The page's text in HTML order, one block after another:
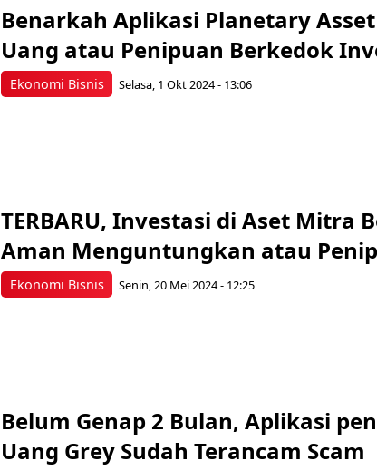
Ekonomi Bisnis
Benarkah Aplikasi Planetary
Uang atau Penipuan Berkedok
Selasa, 1 Okt 2024 - 13:06
Ekonomi Bisnis
TERBARU, Investasi di Aset Mitra
Aman Menguntungkan atau
Senin, 20 Mei 2024 - 12:25
Belum Genap 2 Bulan, Aplikasi
Uang Grey Sudah Terancam Scam